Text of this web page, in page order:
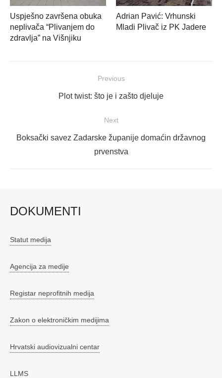
Uspješno završena obuka
neplivača “Plivanjem do
zdravlja” na Višnjiku
Adrian Pavić: Vrhunski
Mladi Plivač iz PK Jadere
Previous
Previous
Plot twist: što je i zašto djeluje
Next
Next
Boksački savez Zadarske županije domaćin državnog
prvenstva
DOKUMENTI
Statut medija
Agencija za medije
Registar neprofitnih medija
Zakon o elektroničkim medijima
Hrvatski audiovizualni centar
LLMS